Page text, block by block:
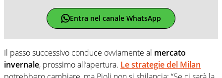
Entra nel canale WhatsApp
Il passo successivo conduce ovviamente al mercato
invernale, prossimo all’apertura. Le strategie del Milan